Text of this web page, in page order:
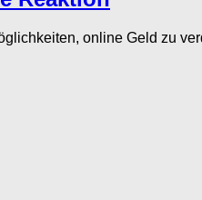
online Geld zu